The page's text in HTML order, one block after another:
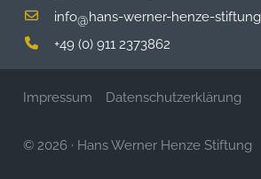
info@hans-werner-henze-
+49 (0) 911 2373862
Impressum Datenschutzerklärung
© 2026 · Hans Werner Henze Stiftung